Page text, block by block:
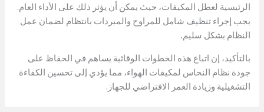
الرئيسية لعطل المكيفات، حيث يمكن أن يؤثر ذلك على الأداء العام.
يجب إجراء تنظيف شامل للمراوح والمبردات بانتظام لضمان عمل
النظام بشكل سليم.
بالتأكيد، إن اتباع هذه الخطوات الوقائية يساهم في الحفاظ على
جودة نظام النحاس لمكيفات الهواء، مما يؤدي إلى تحسين الكفاءة
التشغيلية وزيادة العمر الافتراضي للجهاز.